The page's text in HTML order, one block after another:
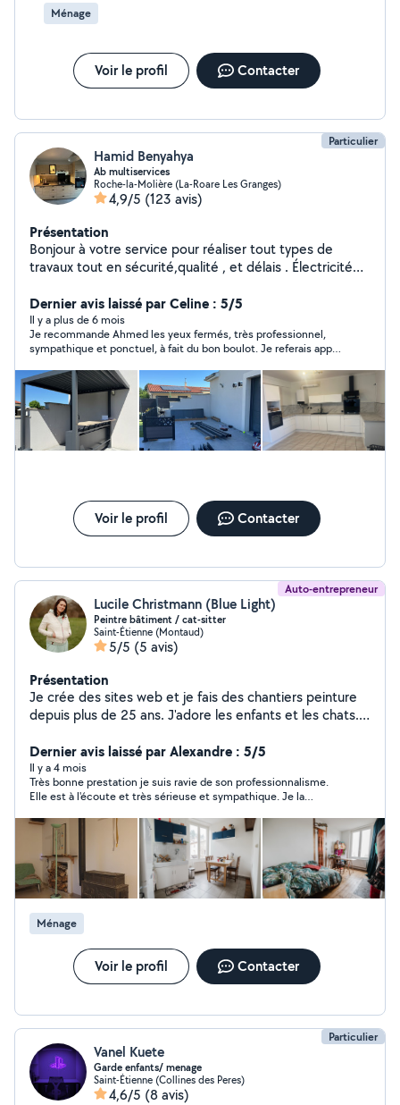
nettoyage, implantée à Saint-Étienne depuis 2020, et
propose des tarifs avantageux.
Ménage
Voir le profil Contacter
Particulier
Hamid Benyahya
Ab multiservices
Roche-la-Molière (La-Roare Les Granges)
4,9/5 (123 avis)
Présentation
Bonjour à votre service pour réaliser tout types de
travaux tout en sécurité,qualité , et délais . Électricité
neuf. Volet roulant ( manuel, ou électrique ) Serrurier.
(urgence, changement,etc) Plomberie
(urgences,sanitaire bouché) Montage de
meuble(chambre ,cuisine équipée ,table) Tringlerie
(rideaux ,étagère ..) Électroménager lave linge, sèche
linge ( dépannage,petit ou gros) Nettoyages :canapé.
Tonte pelouse , arbuste. Déménagement.
Désencombrement vide cave ,garage. Débarrasse tout
électroménager . Pose parquet flottant,bois, ou
Dernier avis laissé par Celine : 5/5
Il y a plus de 6 mois
Je recommande Ahmed les yeux fermés, très professionnel,
sympathique et ponctuel, à fait du bon boulot. Je referais appel
Voir le profil Contacter
Auto-entrepreneur
Lucile Christmann (Blue Light)
Peintre bâtiment / cat-sitter
Saint-Étienne (Montaud)
5/5 (5 avis)
Présentation
Je crée des sites web et je fais des chantiers peinture
depuis plus de 25 ans. J'adore les enfants et les chats.
minutieuse, j'accorde une importance à l'écoute et à
l'échange. Réactive et efficace je saurai m'adapter avec
soin à votre demande. Voici mon site internet :
https://bluelight.blue concernant la partie web. Merci et
à très bientôt !
Dernier avis laissé par Alexandre : 5/5
Il y a 4 mois
Très bonne prestation je suis ravie de son professionnalisme.
Elle est à l'écoute et très sérieuse et sympathique. Je la
Ménage
Voir le profil Contacter
Particulier
Vanel Kuete
Garde enfants/ menage
Saint-Étienne (Collines des Peres)
4,6/5 (8 avis)